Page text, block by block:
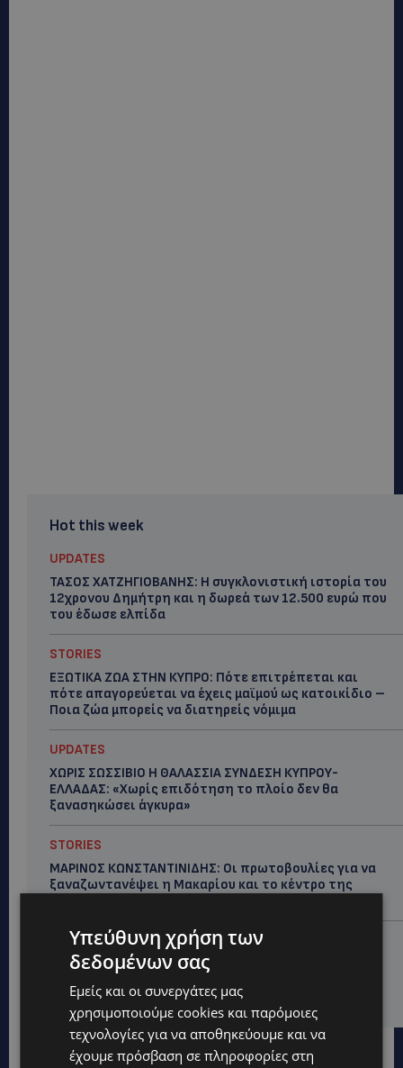
Hot this week
UPDATES
ΤΑΣΟΣ ΧΑΤΖΗΓΙΟΒΑΝΗΣ: Η συγκλονιστική ιστορία του
12χρονου Δημήτρη και η δωρεά των 12.500 ευρώ που
του έδωσε ελπίδα
STORIES
ΕΞΩΤΙΚΑ ΖΩΑ ΣΤΗΝ ΚΥΠΡΟ: Πότε επιτρέπεται και
πότε απαγορεύεται να έχεις μαϊμού ως κατοικίδιο –
Ποια ζώα μπορείς να διατηρείς νόμιμα
UPDATES
ΧΩΡΙΣ ΣΩΣΣΙΒΙΟ Η ΘΑΛΑΣΣΙΑ ΣΥΝΔΕΣΗ ΚΥΠΡΟΥ-
ΕΛΛΑΔΑΣ: «Χωρίς επιδότηση το πλοίο δεν θα
ξανασηκώσει άγκυρα»
STORIES
ΜΑΡΙΝΟΣ ΚΩΝΣΤΑΝΤΙΝΙΔΗΣ: Οι πρωτοβουλίες για να
ξαναζωντανέψει η Μακαρίου και το κέντρο της
UPDATES
ΤΡΟΧΑΙΟ ΣΤΗΝ ΛΕΥΚΩΣΙΑ: Χειροπέδες και στη σύζυγο
Αστυνομία
Υπεύθυνη χρήση των
δεδομένων σας
Εμείς και οι συνεργάτες μας
χρησιμοποιούμε cookies και παρόμοιες
τεχνολογίες για να αποθηκεύουμε και να
έχουμε πρόσβαση σε πληροφορίες στη